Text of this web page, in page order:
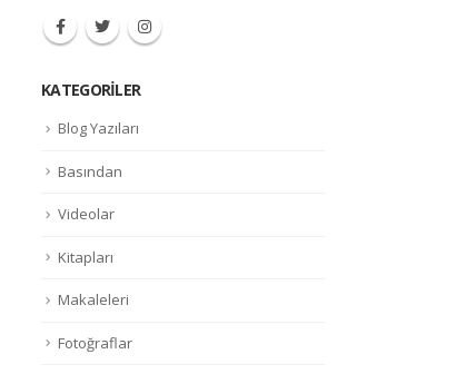
KATEGORILER
Blog Yazıları
Basından
Videolar
Kitapları
Makaleleri
Fotoğraflar